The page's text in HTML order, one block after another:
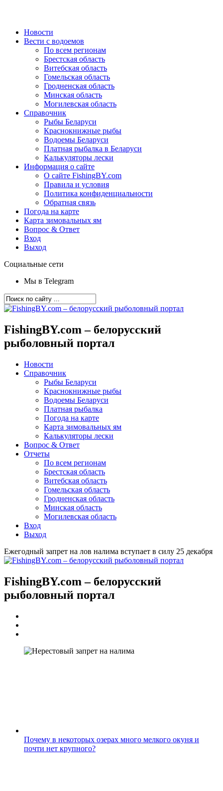
Новости
Вести с водоемов
По всем регионам
Брестская область
Витебская область
Гомельская область
Гродненская область
Минская область
Могилевская область
Справочник
Рыбы Беларуси
Краснокнижные рыбы
Водоемы Беларуси
Платная рыбалка в Беларуси
Калькуляторы лески
Информация о сайте
О сайте FishingBY.com
Правила и условия
Политика конфиденциальности
Обратная связь
Погода на карте
Карта зимовальных ям
Вопрос & Ответ
Вход
Выход
Социальные сети
Мы в Telegram
FishingBY.com – белорусский
рыболовный портал
Новости
Справочник
Рыбы Беларуси
Краснокнижные рыбы
Водоемы Беларуси
Платная рыбалка
Погода на карте
Карта зимовальных ям
Калькуляторы лески
Вопрос & Ответ
Отчеты
По всем регионам
Брестская область
Витебская область
Гомельская область
Гродненская область
Минская область
Могилевская область
Вход
Выход
Ежегодный запрет на лов налима вступает в силу 25 декабря
FishingBY.com – белорусский
рыболовный портал
Почему в некоторых озерах много мелкого окуня и
почти нет крупного?